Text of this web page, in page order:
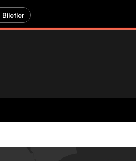
Biletler